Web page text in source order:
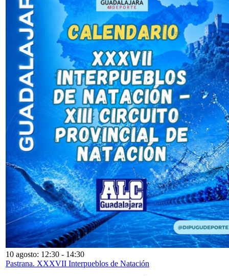
10 agosto: 12:30 - 14:30
Pastrana. XXXVII Interpueblos de Natación